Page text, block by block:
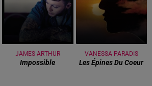
JAMES ARTHUR
Impossible
VANESSA PARADIS
Les Épines Du Coeur